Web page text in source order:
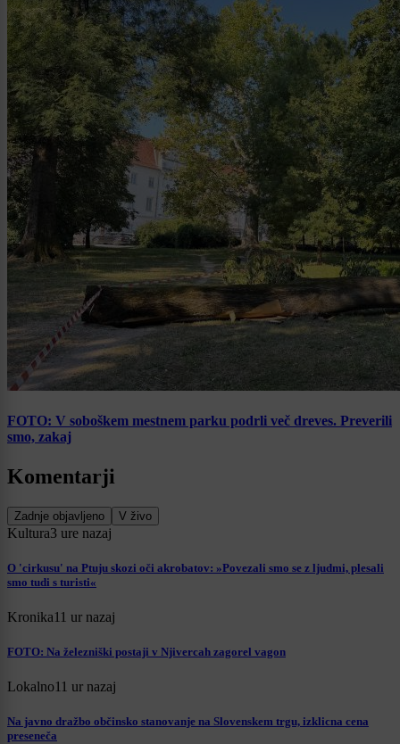
FOTO: V soboškem mestnem parku podrli več dreves. Preverili
smo, zakaj
Komentarji
Zadnje objavljeno V živo
Kultura3 ure nazaj
O 'cirkusu' na Ptuju skozi oči akrobatov: »Povezali smo se z ljudmi, plesali
smo tudi s turisti«
Kronika11 ur nazaj
FOTO: Na železniški postaji v Njivercah zagorel vagon
Lokalno11 ur nazaj
Na javno dražbo občinsko stanovanje na Slovenskem trgu, izklicna cena
preseneča